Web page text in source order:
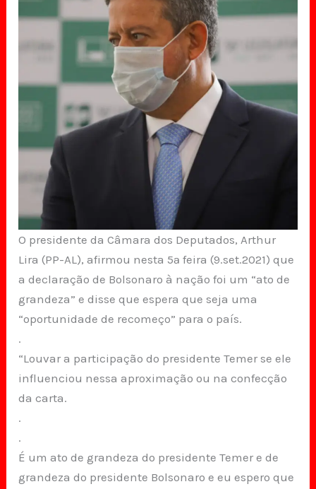
O presidente da Câmara dos Deputados, Arthur
Lira (PP-AL), afirmou nesta 5ª feira (9.set.2021) que
a declaração de Bolsonaro à nação foi um “ato de
grandeza” e disse que espera que seja uma
“oportunidade de recomeço” para o país.
.
“Louvar a participação do presidente Temer se ele
influenciou nessa aproximação ou na confecção
da carta.
.
.
É um ato de grandeza do presidente Temer e de
grandeza do presidente Bolsonaro e eu espero que